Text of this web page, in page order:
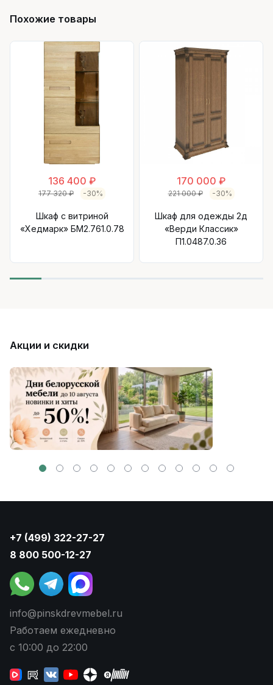
Похожие товары
136 400 ₽
177 320 ₽ -30%
Шкаф с витриной
«Хедмарк» БМ2.761.0.78
170 000 ₽
221 000 ₽ -30%
Шкаф для одежды 2д
«Верди Классик»
П1.0487.0.36
Акции и скидки
+7 (499) 322-27-27
8 800 500-12-27
info@pinskdrevmebel.ru
Работаем ежедневно
с 10:00 до 22:00